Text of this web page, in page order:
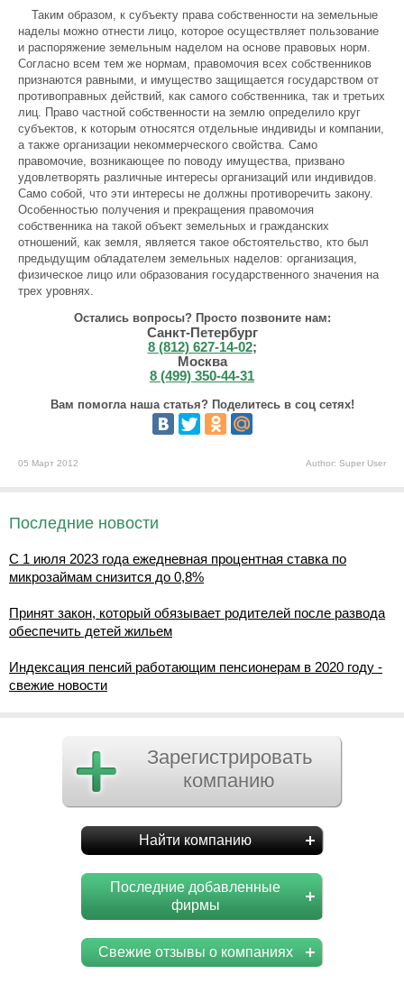
Таким образом, к субъекту права собственности на земельные
наделы можно отнести лицо, которое осуществляет пользование
и распоряжение земельным наделом на основе правовых норм.
Согласно всем тем же нормам, правомочия всех собственников
признаются равными, и имущество защищается государством от
противоправных действий, как самого собственника, так и третьих
лиц. Право частной собственности на землю определило круг
субъектов, к которым относятся отдельные индивиды и компании,
а также организации некоммерческого свойства. Само
правомочие, возникающее по поводу имущества, призвано
удовлетворять различные интересы организаций или индивидов.
Само собой, что эти интересы не должны противоречить закону.
Особенностью получения и прекращения правомочия
собственника на такой объект земельных и гражданских
отношений, как земля, является такое обстоятельство, кто был
предыдущим обладателем земельных наделов: организация,
физическое лицо или образования государственного значения на
трех уровнях.
Остались вопросы? Просто позвоните нам:
Санкт-Петербург
8 (812) 627-14-02;
Москва
8 (499) 350-44-31
Вам помогла наша статья? Поделитесь в соц сетях!
05 Март 2012 Author: Super User
Последние новости
С 1 июля 2023 года ежедневная процентная ставка по
микрозаймам снизится до 0,8%
Принят закон, который обязывает родителей после развода
обеспечить детей жильем
Индексация пенсий работающим пенсионерам в 2020 году -
свежие новости
Зарегистрировать
компанию
Найти компанию
Последние добавленные
фирмы
Свежие отзывы о компаниях